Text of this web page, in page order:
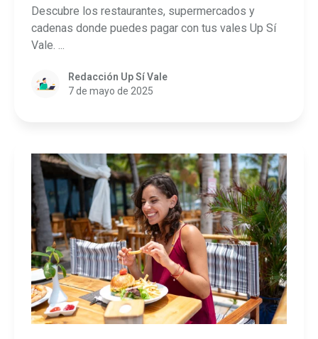
Descubre los restaurantes, supermercados y
cadenas donde puedes pagar con tus vales Up Sí
Vale. ...
Redacción Up Sí Vale
7 de mayo de 2025